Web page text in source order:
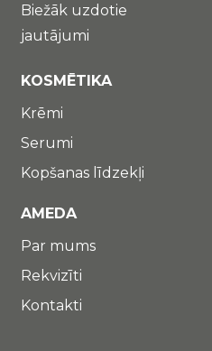
Biežāk uzdotie
jautājumi
KOSMĒTIKA
Krēmi
Serumi
Kopšanas līdzekļi
AMEDA
Par mums
Rekvizīti
Kontakti